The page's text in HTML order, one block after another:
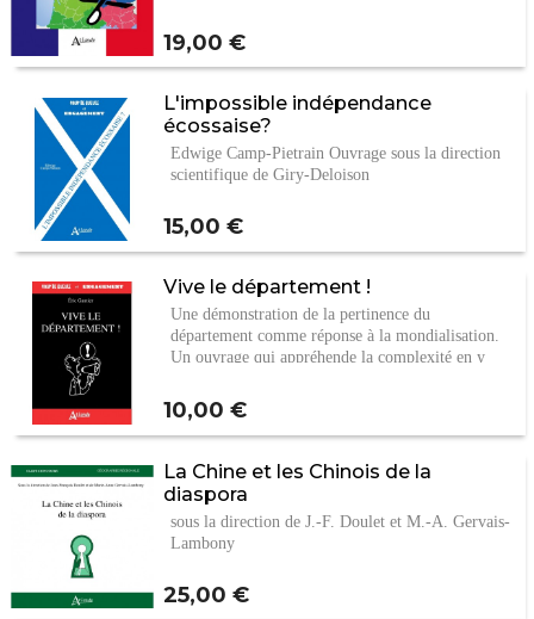
Prix
19,00 €
L'impossible indépendance
écossaise?
Edwige Camp-Pietrain Ouvrage sous la direction
scientifique de Giry-Deloison
Prix
15,00 €
Vive le département !
Une démonstration de la pertinence du
département comme réponse à la mondialisation.
Un ouvrage qui appréhende la complexité en y
Prix
10,00 €
La Chine et les Chinois de la
diaspora
sous la direction de J.-F. Doulet et M.-A. Gervais-
Lambony
Prix
25,00 €